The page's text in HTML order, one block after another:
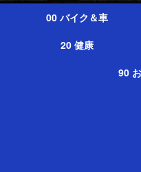
00 バイク＆車
20 健康
90